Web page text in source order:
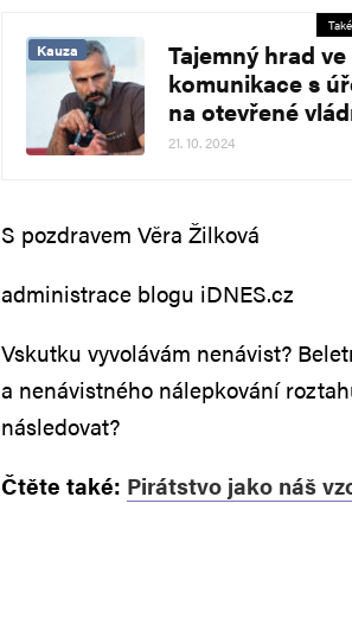
Kauza
Tajemný hrad
komunikace s
na otevřené
21. 10. 2024
S pozdravem Věra Žilková
administrace blogu iDNES.cz
Vskutku vyvolávám nenávist?
a nenávistného nálepkování
následovat?
Čtěte také: Pirátstvo jako náš